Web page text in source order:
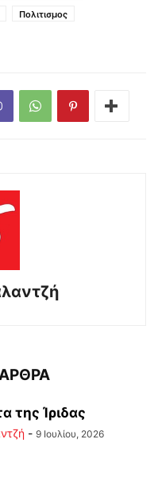
Πολιτισμος
της Ίριδας
- 9 Ιουλίου, 2026